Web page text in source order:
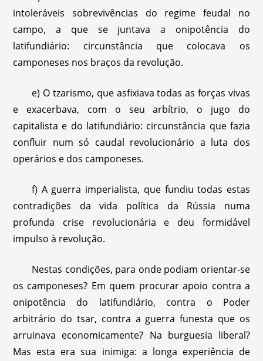
intoleráveis sobrevivências do regime feudal no
campo, a que se juntava a onipotência do
latifundiário: circunstância que colocava os
camponeses nos braços da revolução.
e) O tzarismo, que asfixiava todas as forças vivas
e exacerbava, com o seu arbítrio, o jugo do
capitalista e do latifundiário: circunstância que fazia
confluir num só caudal revolucionário a luta dos
operários e dos camponeses.
f) A guerra imperialista, que fundiu todas estas
contradições da vida política da Rússia numa
profunda crise revolucionária e deu formidável
impulso à revolução.
Nestas condições, para onde podiam orientar-se
os camponeses? Em quem procurar apoio contra a
onipotência do latifundiário, contra o Poder
arbitrário do tsar, contra a guerra funesta que os
arruinava economicamente? Na burguesia liberal?
Mas esta era sua inimiga: a longa experiência de